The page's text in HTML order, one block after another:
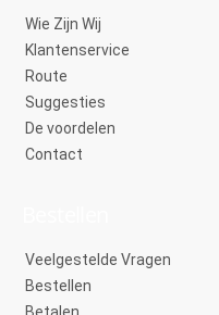
Wie Zijn Wij
Klantenservice
Route
Suggesties
De voordelen
Contact
Veelgestelde Vragen
Bestellen